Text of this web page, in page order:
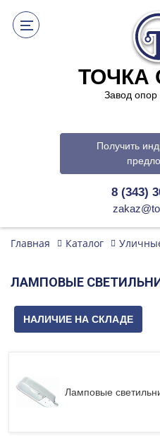
ТОЧКА
Завод
Получить
8 (343)
Главная Каталог
ЛАМПОВЫЕ
НАЛИЧИЕ НА СКЛАДЕ
Ламповые